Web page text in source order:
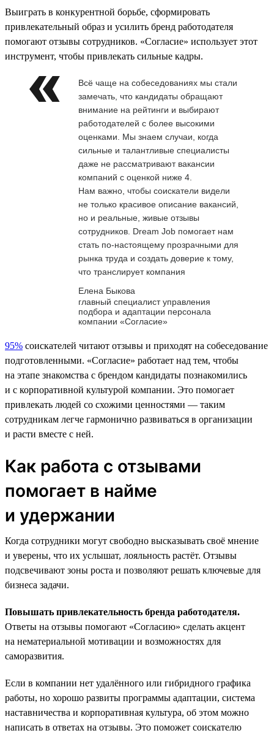
Выиграть в конкурентной борьбе, сформировать
привлекательный образ и усилить бренд работодателя
помогают отзывы сотрудников. «Согласие» использует этот
инструмент, чтобы привлекать сильные кадры.
Всё чаще на собеседованиях мы стали
замечать, что кандидаты обращают
внимание на рейтинги и выбирают
работодателей с более высокими
оценками. Мы знаем случаи, когда
сильные и талантливые специалисты
даже не рассматривают вакансии
компаний с оценкой ниже 4.
Нам важно, чтобы соискатели видели
не только красивое описание вакансий,
но и реальные, живые отзывы
сотрудников. Dream Job помогает нам
стать по-настоящему прозрачными для
рынка труда и создать доверие к тому,
что транслирует компания
Елена Быкова
главный специалист управления
подбора и адаптации персонала
компании «Согласие»
95% соискателей читают отзывы и приходят на собеседование
подготовленными. «Согласие» работает над тем, чтобы
на этапе знакомства с брендом кандидаты познакомились
и с корпоративной культурой компании. Это помогает
привлекать людей со схожими ценностями — таким
сотрудникам легче гармонично развиваться в организации
и расти вместе с ней.
Как работа с отзывами
помогает в найме
и удержании
Когда сотрудники могут свободно высказывать своё мнение
и уверены, что их услышат, лояльность растёт. Отзывы
подсвечивают зоны роста и позволяют решать ключевые для
бизнеса задачи.
Повышать привлекательность бренда работодателя.
Ответы на отзывы помогают «Согласию» сделать акцент
на нематериальной мотивации и возможностях для
саморазвития.
Если в компании нет удалённого или гибридного графика
работы, но хорошо развиты программы адаптации, система
наставничества и корпоративная культура, об этом можно
написать в ответах на отзывы. Это поможет соискателю